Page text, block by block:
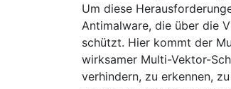
Um diese
Antimalware, die über die
schützt. Hier kommt der
wirksamer Multi-Vektor-
verhindern, zu erkennen,